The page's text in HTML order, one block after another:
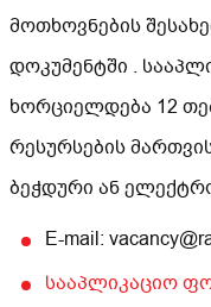
მოთხოვნების
დოკუმენტში .
ხორციელდება 12
რესურსების
ბეჭდური ან
E-mail:
სააპლიკაციო